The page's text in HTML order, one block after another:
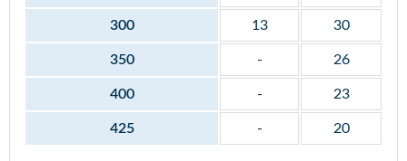
300 13 30
350 - 26
400 - 23
425 - 20